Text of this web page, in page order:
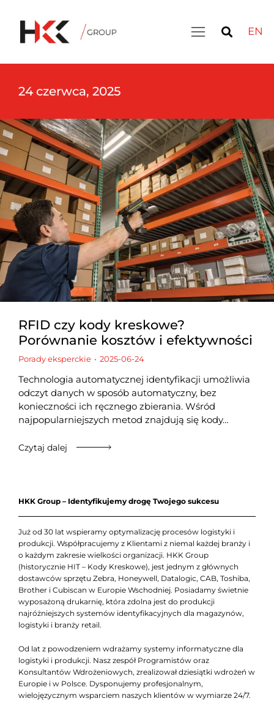
EN
24 czerwca, 2025
RFID czy kody kreskowe?
Porównanie kosztów i efektywności
Porady eksperckie 2025-06-24
Technologia automatycznej identyfikacji umożliwia
odczyt danych w sposób automatyczny, bez
konieczności ich ręcznego zbierania. Wśród
najpopularniejszych metod znajdują się kody…
Czytaj dalej
HKK Group – Identyfikujemy drogę Twojego sukcesu
Już od 30 lat wspieramy optymalizację procesów logistyki i
produkcji. Współpracujemy z Klientami z niemal każdej branży i
o każdym zakresie wielkości organizacji. HKK Group
(historycznie HIT – Kody Kreskowe), jest jednym z głównych
dostawców sprzętu Zebra, Honeywell, Datalogic, CAB, Toshiba,
Brother i Cubiscan w Europie Wschodniej. Posiadamy świetnie
wyposażoną drukarnię, która zdolna jest do produkcji
najróżniejszych systemów identyfikacyjnych dla magazynów,
logistyki i branży retail.
Od lat z powodzeniem wdrażamy systemy informatyczne dla
logistyki i produkcji. Nasz zespół Programistów oraz
Konsultantów Wdrożeniowych, zrealizował dziesiątki wdrożeń w
Europie i w Polsce. Dysponujemy profesjonalnym,
wielojęzycznym wsparciem naszych klientów w wymiarze 24/7.